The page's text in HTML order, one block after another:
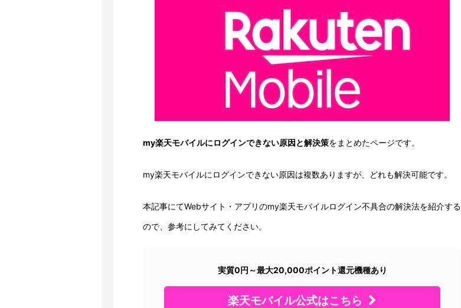
my楽天モバイルにログインできない原因と解決策をまとめたページです。
my楽天モバイルにログインできない原因は複数ありますが、どれも解決可能です。
本記事にてWebサイト・アプリのmy楽天モバイルログイン不具合の解決法を紹介する
ので、参考にしてみてください。
実質0円～最大20,000ポイント還元機種あり
楽天モバイル公式はこちら